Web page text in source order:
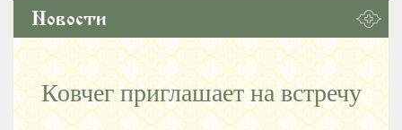
Новости
Ковчег приглашает на встречу